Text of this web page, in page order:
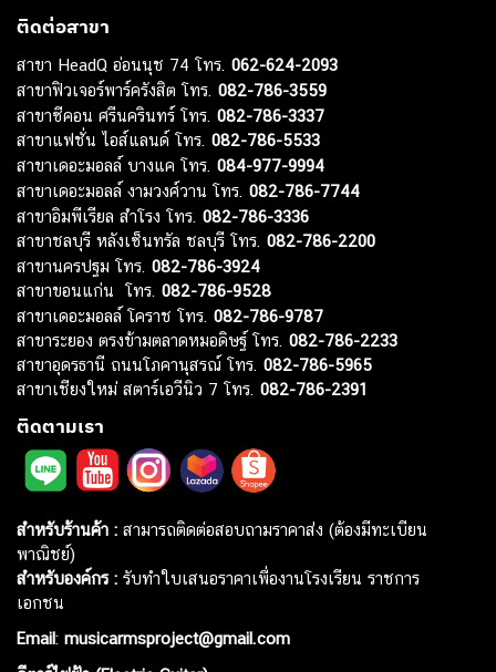
ติดต่อสาขา
สาขา HeadQ อ่อนนุช 74 โทร. 062-624-2093
สาขาฟิวเจอร์พาร์ครังสิต โทร. 082-786-3559
สาขาซีคอน ศรีนครินทร์ โทร. 082-786-3337
สาขาแฟชั่น ไอส์แลนด์ โทร. 082-786-5533
สาขาเดอะมอลล์ บางแค โทร. 084-977-9994
สาขาเดอะมอลล์ งามวงศ์วาน โทร. 082-786-7744
สาขาอิมพีเรียล สำโรง โทร. 082-786-3336
สาขาชลบุรี หลังเซ็นทรัล ชลบุรี โทร. 082-786-2200
สาขานครปฐม โทร. 082-786-3924
สาขาขอนแก่น โทร. 082-786-9528
สาขาเดอะมอลล์ โคราช โทร. 082-786-9787
สาขาระยอง ตรงข้ามตลาดหมอดิษฐ์ โทร. 082-786-2233
สาขาอุดรธานี ถนนโภคานุสรณ์ โทร. 082-786-5965
สาขาเชียงใหม่ สตาร์เอวีนิว 7 โทร. 082-786-2391
ติดตามเรา
สำหรับร้านค้า : สามารถติดต่อสอบถามราคาส่ง (ต้องมีทะเบียน
พาณิชย์)
สำหรับองค์กร : รับทำใบเสนอราคาเพื่องานโรงเรียน ราชการ
เอกชน
Email: musicarmsproject@gmail.com